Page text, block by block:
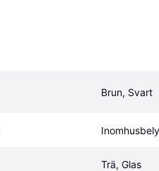
Brun, Svart
Trä, Glas